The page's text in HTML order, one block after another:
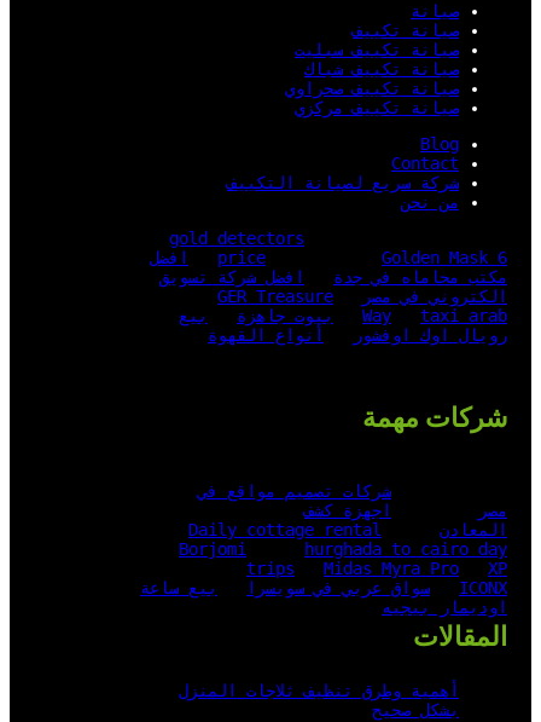
صيانة
صيانة تكييف
صيانة تكييف سبليت
صيانة تكييف شباك
صيانة تكييف صحراوي
صيانة تكييف مركزي
Blog
Contact
شركة سريع لصيانة التكييف
من نحن
gold detectors
price
Golden Mask 6
افضل
مكتب محاماه في جدة
افضل شركة تسويق
الكتروني في مصر
GER Treasure
Way
taxi arab بيوت جاهزة
بيع
رويال اوك اوفشور
أنواع القهوة
شركات مهمة
شركات تصميم مواقع في
مصر
اجهزة كشف
المعادن
Daily cottage rental
Borjomi
hurghada to cairo day
trips
Midas Myra Pro
XP
ICONX
سواق عربي في سويسرا
بيع ساعة
اوديمار بيجيه
المقالات
أهمية وطرق تنظيف ثلاجات المنزل
بشكل صحيح